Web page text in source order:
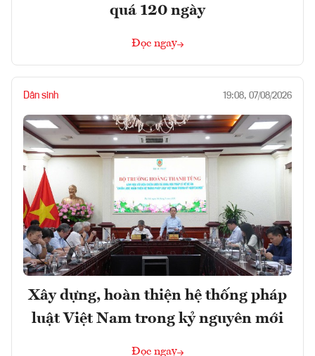
quá 120 ngày
Đọc ngay
Dân sinh 19:08, 07/08/2026
Xây dựng, hoàn thiện hệ thống pháp
luật Việt Nam trong kỷ nguyên mới
Đọc ngay